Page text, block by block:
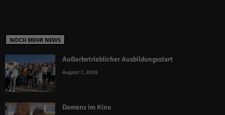
NOCH MEHR NEWS
Außerbetrieblicher Ausbildungsstart
August 7, 2026
Demenz im Kino